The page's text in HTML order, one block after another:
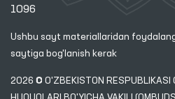
1096
Ushbu sayt materiallaridan
saytiga bog'lanish kerak
2026 © O'ZBEKISTON RESPUBLIKASI